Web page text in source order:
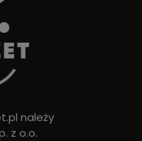
należy
z o.o.